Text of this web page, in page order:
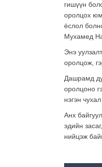
гишүүн
оролцох
ёслол
Мухамед
Энэ
оролцож,
Дашрамд
оролцоно
нэгэн
Анх
эдийн
нийцэж